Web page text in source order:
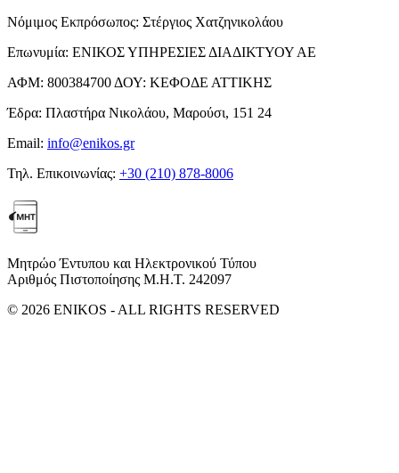
Νόμιμος Εκπρόσωπος: Στέργιος Χατζηνικολάου
Επωνυμία: ΕΝΙΚΟΣ ΥΠΗΡΕΣΙΕΣ ΔΙΑΔΙΚΤΥΟΥ ΑΕ
ΑΦΜ: 800384700 ΔΟΥ: ΚΕΦΟΔΕ ΑΤΤΙΚΗΣ
Έδρα: Πλαστήρα Νικολάου, Μαρούσι, 151 24
Email: info@enikos.gr
Τηλ. Επικοινωνίας: +30 (210) 878-8006
Μητρώο Έντυπου και Ηλεκτρονικού Τύπου
Αριθμός Πιστοποίησης Μ.Η.Τ. 242097
© 2026 ENIKOS - ALL RIGHTS RESERVED